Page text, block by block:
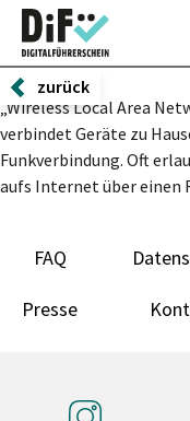
zurück
„Wireless Local Area
verbindet Geräte zu
Funkverbindung. Oft
aufs Internet über einen
FAQ
Presse